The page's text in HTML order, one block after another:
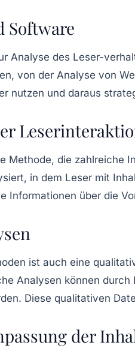
Software
Analyse des Leser-
von der Analyse von
nutzen und daraus
Methode, die zahlreiche
in dem Leser mit
Informationen über die
ist auch eine
Analysen können
Diese qualitativen
der